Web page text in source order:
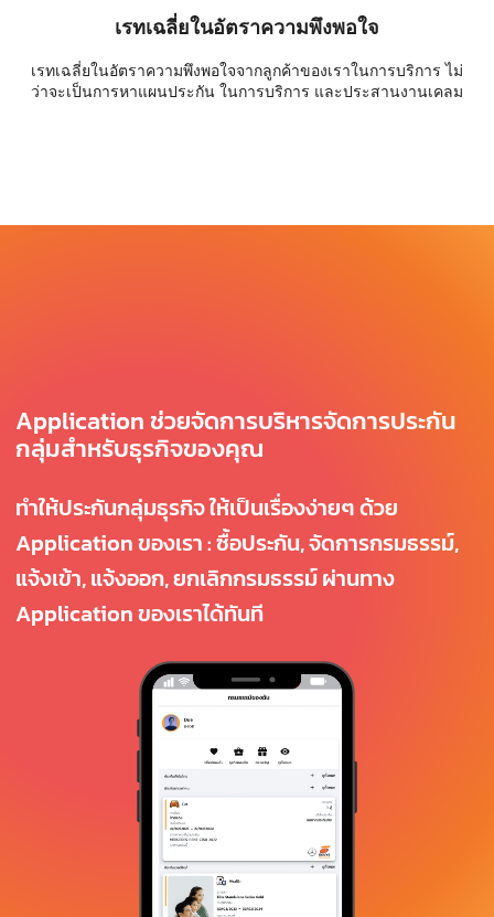
เรทเฉลี่ยในอัตราความพึงพอใจ
เรทเฉลี่ยในอัตราความพึงพอใจจากลูกค้าของเราในการบริการ ไม่
ว่าจะเป็นการหาแผนประกัน ในการบริการ และประสานงานเคลม
Application ช่วยจัดการบริหารจัดการประกัน
กลุ่มสำหรับธุรกิจของคุณ
ทำให้ประกันกลุ่มธุรกิจ ให้เป็นเรื่องง่ายๆ ด้วย
Application ของเรา : ซื้อประกัน, จัดการกรมธรรม์,
แจ้งเข้า, แจ้งออก, ยกเลิกกรมธรรม์ ผ่านทาง
Application ของเราได้ทันที